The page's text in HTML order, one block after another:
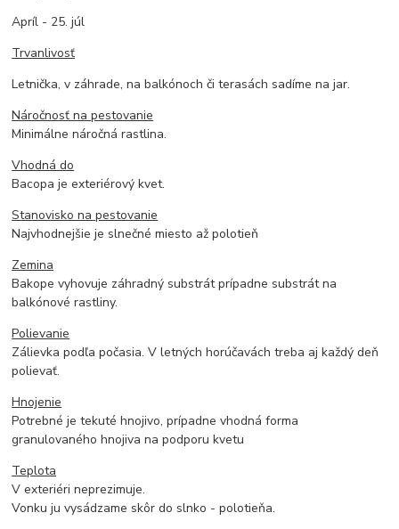
Apríl - 25. júl
Trvanlivosť
Letnička, v záhrade, na balkónoch či terasách sadíme na jar.
Náročnosť na pestovanie
Minimálne náročná rastlina.
Vhodná do
Bacopa je exteriérový kvet.
Stanovisko na pestovanie
Najvhodnejšie je slnečné miesto až polotieň
Zemina
Bakope vyhovuje záhradný substrát prípadne substrát na
balkónové rastliny.
Polievanie
Zálievka podľa počasia. V letných horúčavách treba aj každý deň
polievať.
Hnojenie
Potrebné je tekuté hnojivo, prípadne vhodná forma
granulovaného hnojiva na podporu kvetu
Teplota
V exteriéri neprezimuje.
Vonku ju vysádzame skôr do slnko - polotieňa.